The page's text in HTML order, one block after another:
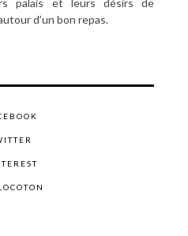
d’un bon repas.